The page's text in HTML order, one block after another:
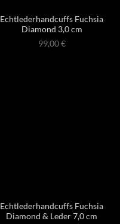
Echtlederhandcuffs Fuchsia
Diamond 3,0 cm
99,00€
Echtlederhandcuffs Fuchsia
Diamond & Leder 7,0 cm